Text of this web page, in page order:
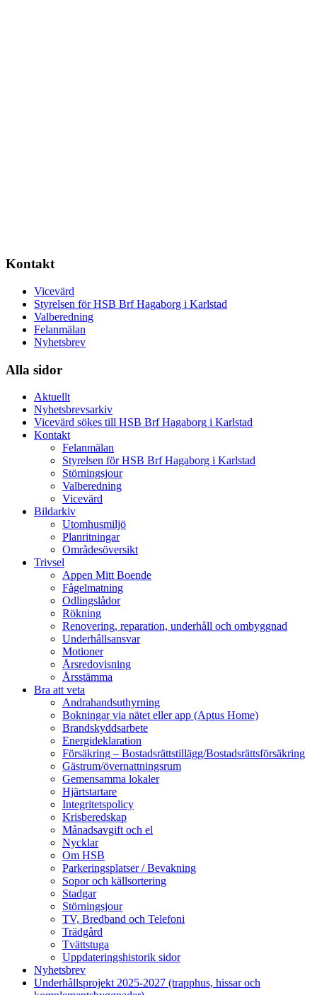
Kontakt
Vicevärd
Styrelsen för HSB Brf Hagaborg i Karlstad
Valberedning
Felanmälan
Nyhetsbrev
Alla sidor
Aktuellt
Nyhetsbrevsarkiv
Vicevärd sökes till HSB Brf Hagaborg i Karlstad
Kontakt
Felanmälan
Styrelsen för HSB Brf Hagaborg i Karlstad
Störningsjour
Valberedning
Vicevärd
Bildarkiv
Utomhusmiljö
Planritningar
Områdesöversikt
Trivsel
Appen Mitt Boende
Fågelmatning
Odlingslådor
Rökning
Renovering, reparation, underhåll och ombyggnad
Underhållsansvar
Motioner
Årsredovisning
Årsstämma
Bra att veta
Andrahandsuthyrning
Bokningar via nätet eller app (Aptus Home)
Brandskyddsarbete
Energideklaration
Försäkring – Bostadsrättstillägg/Bostadsrättsförsäkring
Gästrum/övernattningsrum
Gemensamma lokaler
Hjärtstartare
Integritetspolicy
Krisberedskap
Månadsavgift och el
Nycklar
Om HSB
Parkeringsplatser / Bevakning
Sopor och källsortering
Stadgar
Störningsjour
TV, Bredband och Telefoni
Trädgård
Tvättstuga
Uppdateringshistorik sidor
Nyhetsbrev
Underhållsprojekt 2025-2027 (trapphus, hissar och